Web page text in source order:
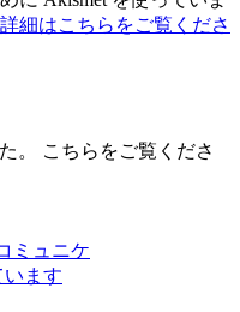
細はこちらをご覧くださ
。 こちらをご覧くださ
ミュニケ
ます